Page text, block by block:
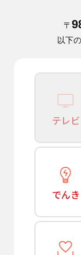
〒
以下
テレビ
でんき